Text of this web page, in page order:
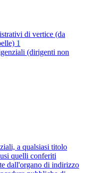
di vertice (da
1
(dirigenti non
a qualsiasi titolo
quelli conferiti
dall'organo di indirizzo